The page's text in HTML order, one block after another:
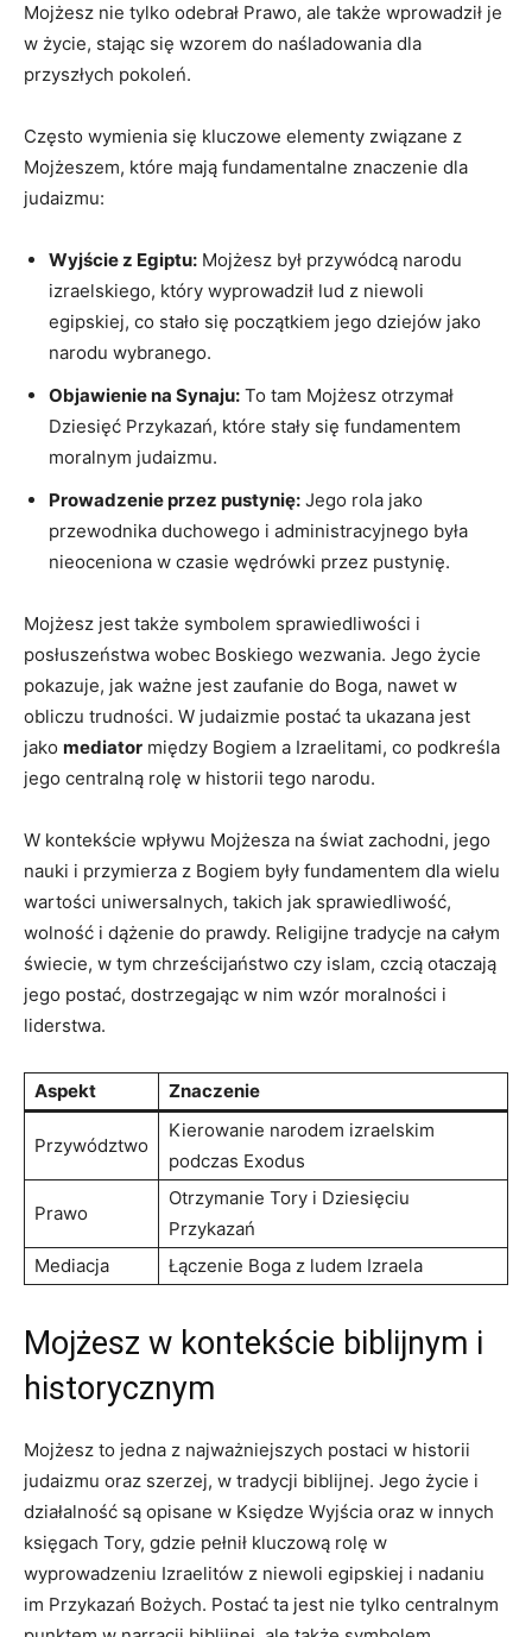
Mojżesz nie tylko odebrał ⁤Prawo, ​ale także wprowadził je
w życie, stając się ​wzorem do naśladowania dla
przyszłych pokoleń.
Często wymienia się kluczowe elementy ⁣związane⁤ z
Mojżeszem, które mają fundamentalne znaczenie ‌dla
judaizmu:
Wyjście z ​Egiptu: Mojżesz był przywódcą ⁤narodu
izraelskiego, który wyprowadził lud ⁣z niewoli
egipskiej, co stało się początkiem jego dziejów jako
narodu wybranego.
Objawienie na Synaju: To tam Mojżesz otrzymał
Dziesięć Przykazań, które stały się fundamentem
⁣moralnym judaizmu.
Prowadzenie przez pustynię: Jego rola jako
⁢przewodnika duchowego i administracyjnego była
nieoceniona w czasie‍ wędrówki przez pustynię.
Mojżesz jest także symbolem sprawiedliwości i
posłuszeństwa⁢ wobec Boskiego wezwania. Jego życie
‌pokazuje, jak ważne​ jest zaufanie⁤ do‍ Boga,​ nawet w ​
obliczu trudności. W judaizmie postać⁢ ta ukazana jest
jako mediator między ⁤Bogiem a Izraelitami,⁣ co podkreśla
jego centralną rolę w historii tego⁣ narodu.
W kontekście wpływu Mojżesza na świat zachodni, jego
nauki i przymierza z Bogiem były fundamentem dla wielu⁣
wartości uniwersalnych, ⁢takich jak sprawiedliwość,
wolność i​ dążenie do prawdy. Religijne ⁣tradycje na całym
świecie, w tym chrześcijaństwo‍ czy islam, czcią otaczają
jego postać, dostrzegając w nim ⁢wzór moralności i
liderstwa.
Aspekt Znaczenie
Przywództwo
Kierowanie narodem izraelskim
podczas ⁢Exodus
Prawo
Otrzymanie Tory ‍i Dziesięciu
Przykazań
Mediacja
Łączenie Boga z ludem Izraela
Mojżesz w kontekście biblijnym i
historycznym
Mojżesz to jedna‌ z najważniejszych postaci w​ historii
judaizmu oraz szerzej, w tradycji biblijnej.‌ Jego życie i
działalność są opisane w Księdze Wyjścia oraz w innych
‍księgach ⁢Tory, gdzie pełnił kluczową rolę w
wyprowadzeniu Izraelitów z niewoli egipskiej i‌ nadaniu
im Przykazań ‌Bożych. Postać ​ta jest nie tylko centralnym